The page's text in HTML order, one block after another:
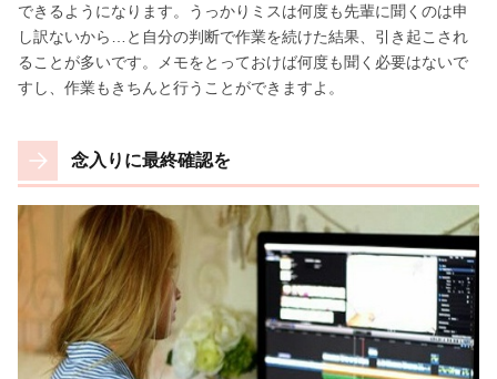
できるようになります。うっかりミスは何度も先輩に聞くのは申
し訳ないから…と自分の判断で作業を続けた結果、引き起こされ
ることが多いです。メモをとっておけば何度も聞く必要はないで
すし、作業もきちんと行うことができますよ。
念入りに最終確認を